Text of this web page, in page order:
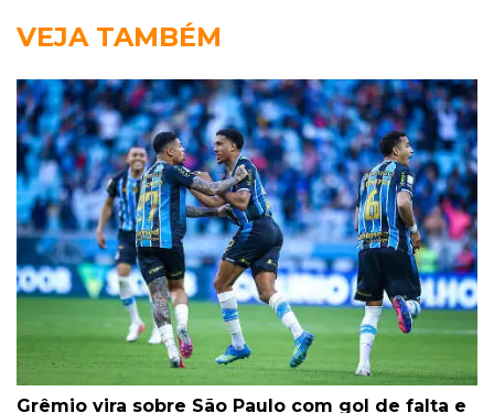
VEJA TAMBÉM
Grêmio vira sobre São Paulo com gol de falta e